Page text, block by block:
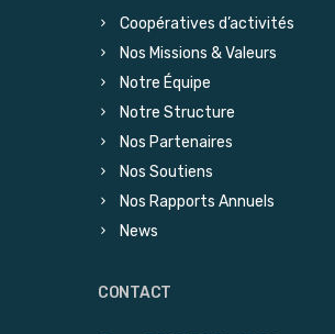
Coopératives d’activités
Nos Missions & Valeurs
Notre Équipe
Notre Structure
Nos Partenaires
Nos Soutiens
Nos Rapports Annuels
News
CONTACT